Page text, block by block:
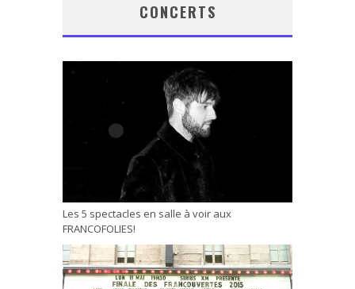
CONCERTS
Les 5 spectacles en salle à voir aux
FRANCOFOLIES!